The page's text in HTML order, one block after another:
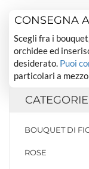
CONSEGNA
Scegli fra i
orchidee ed
desiderato. Puoi
particolari a
CATEGORIE
BOUQUET DI
ROSE